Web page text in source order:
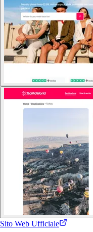
Sito Web Ufficiale